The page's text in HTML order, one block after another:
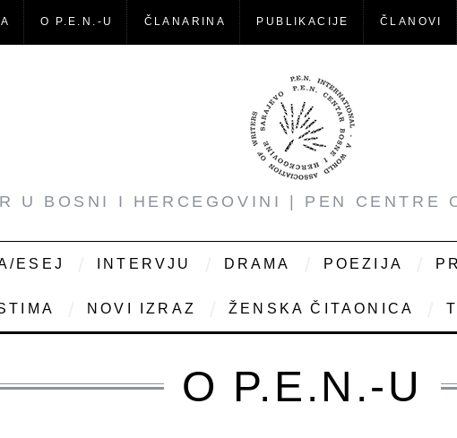
O P.E.N.-U ČLANARINA PUBLIKACIJE ČLANOVI
U BOSNI I HERCEGOVINI | PEN CENTRE
ESEJ INTERVJU DRAMA POEZIJA
NOVI IZRAZ ŽENSKA ČITAONICA
O P.E.N.-U